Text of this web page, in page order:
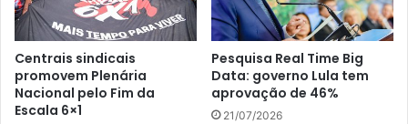
Centrais sindicais
promovem Plenária
Nacional pelo Fim da
Escala 6×1
Pesquisa Real Time Big
Data: governo Lula tem
aprovação de 46%
21/07/2026